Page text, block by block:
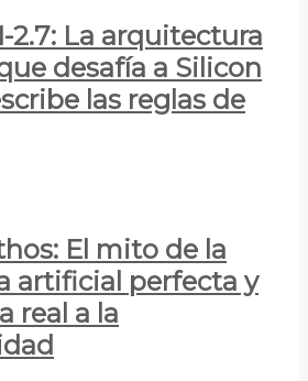
2.7: La arquitectura
desafía a Silicon
las reglas de
El mito de la
artificial perfecta y
real a la